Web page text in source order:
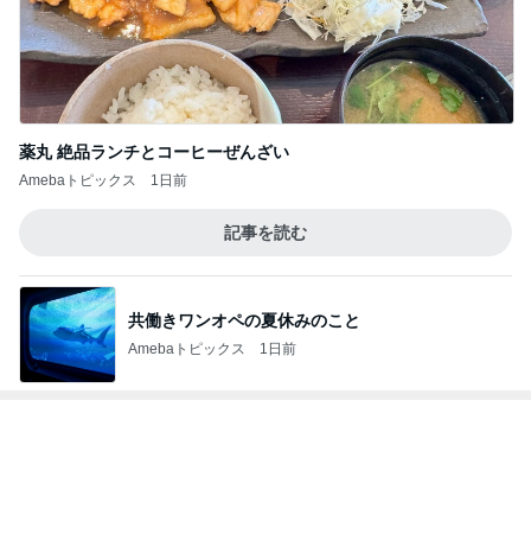
薬丸 絶品ランチとコーヒーぜんざい
Amebaトピックス 1日前
記事を読む
共働きワンオペの夏休みのこと
Amebaトピックス 1日前